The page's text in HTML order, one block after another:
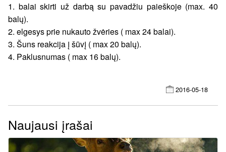
1. balai skirti už darbą su pavadžiu paieškoje (max. 40
balų).
2. elgesys prie nukauto žvėries ( max 24 balai).
3. Šuns reakcija į šūvį ( max 20 balų).
4. Paklusnumas ( max 16 balų).
2016-05-18
Naujausi įrašai